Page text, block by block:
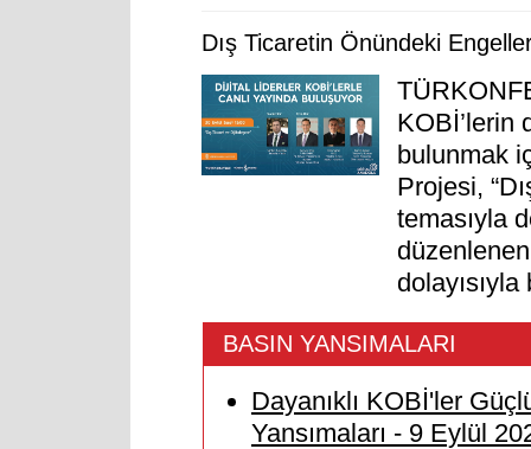
Dış Ticaretin Önündeki
KOBİ’lerin
bulunmak
Projesi,
temasıyla
BASIN YANSIMALARI
Dayanıklı KOBİ'ler
Yansımaları - 9 Eylül